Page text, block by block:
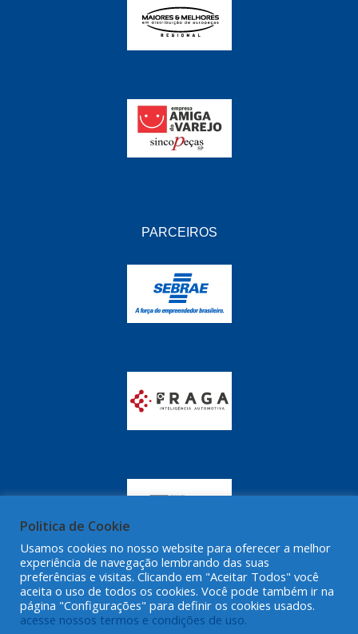
PARCEIROS
Politica de Cookie
Usamos cookies no nosso website para oferecer a melhor
experiência de navegação lembrando das suas
preferências e visitas. Clicando em "Aceitar Todos" você
aceita o uso de todos os cookies. Você pode também ir na
página "Configurações" para definir os cookies usados.
acesse nossos termos e condições de uso.